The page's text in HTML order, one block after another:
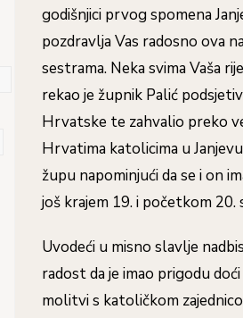
godišnjici prvog spomena
pozdravlja Vas radosno ova
sestrama. Neka svima Vaša
rekao je župnik Palić
Hrvatske te zahvalio preko
Hrvatima katolicima u
župu napominjući da se i on
još krajem 19. i početkom 20.
Uvodeći u misno slavlje
radost da je imao prigodu
molitvi s katoličkom